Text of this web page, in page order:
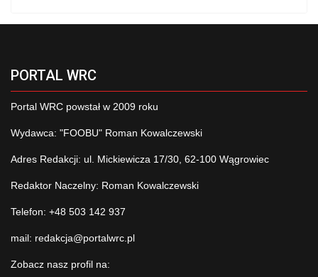
PORTAL WRC
Portal WRC powstał w 2009 roku
Wydawca: "FOOBU" Roman Kowalczewski
Adres Redakcji: ul. Mickiewicza 17/30, 62-100 Wągrowiec
Redaktor Naczelny: Roman Kowalczewski
Telefon: +48 503 142 937
mail: redakcja@portalwrc.pl
Zobacz nasz profil na: